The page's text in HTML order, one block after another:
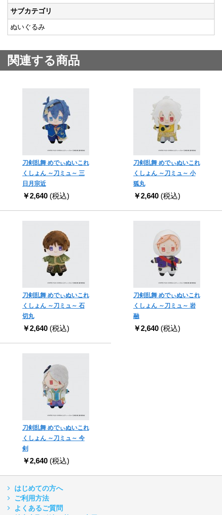
サブカテゴリ
ぬいぐるみ
関連する商品
刀剣乱舞 めでぃぬいこれ
くしょん ～刀ミュ～ 三
日月宗近
￥2,640 (税込)
刀剣乱舞 めでぃぬいこれ
くしょん ～刀ミュ～ 小
狐丸
￥2,640 (税込)
刀剣乱舞 めでぃぬいこれ
くしょん ～刀ミュ～ 石
切丸
￥2,640 (税込)
刀剣乱舞 めでぃぬいこれ
くしょん ～刀ミュ～ 岩
融
￥2,640 (税込)
刀剣乱舞 めでぃぬいこれ
くしょん ～刀ミュ～ 今
剣
￥2,640 (税込)
はじめての方へ
ご利用方法
よくあるご質問